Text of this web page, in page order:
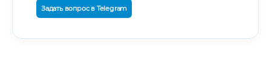
Задать вопрос в Telegram